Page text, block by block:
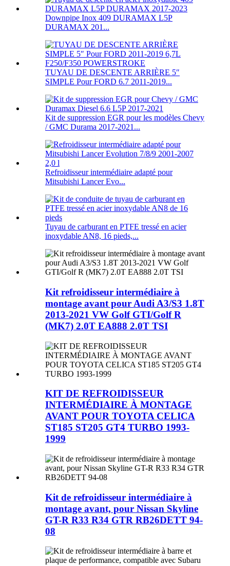
Downpipe Inox 409 DURAMAX L5P
DURAMAX 201...
TUYAU DE DESCENTE ARRIÈRE 5″
SIMPLE Pour FORD 6.7 2011-2019...
Kit de suppression EGR pour les modèles Chevy
/ GMC Durama 2017-2021...
Refroidisseur intermédiaire adapté pour
Mitsubishi Lancer Evo...
Tuyau de carburant en PTFE tressé en acier
inoxydable AN8, 16 pieds,...
Kit refroidisseur intermédiaire à
montage avant pour Audi A3/S3 1.8T
2013-2021 VW Golf GTI/Golf R
(MK7) 2.0T EA888 2.0T TSI
KIT DE REFROIDISSEUR
INTERMÉDIAIRE À MONTAGE
AVANT POUR TOYOTA CELICA
ST185 ST205 GT4 TURBO 1993-
1999
Kit de refroidisseur intermédiaire à
montage avant, pour Nissan Skyline
GT-R R33 R34 GTR RB26DETT 94-
08